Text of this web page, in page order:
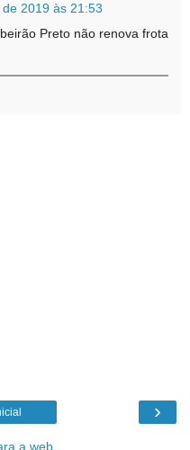
2019 às 21:53
Preto não renova frota
›
a web